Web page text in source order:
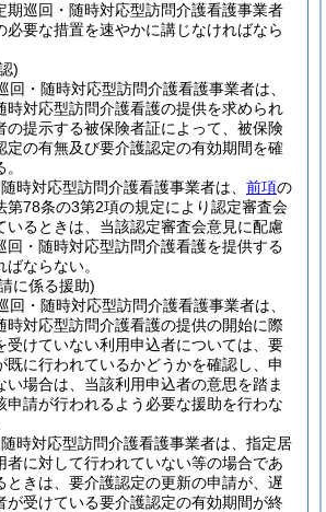
期巡回・随時対応型訪問介護看護事業者
必要な措置を速やかに講じなければなら
)
回・随時対応型訪問介護看護事業者は、
時対応型訪問介護看護の提供を求められ
の提示する被保険者証によって、被保険
定の有無及び要介護認定の有効期間を確
時対応型訪問介護看護事業者は、 前項の
第78条の3第2項の規定により認定審査会
いるときは、当該認定審査会意見に配慮
回・随時対応型訪問介護看護を提供する
ならない。
に係る援助)
回・随時対応型訪問介護看護事業者は、
時対応型訪問介護看護の提供の開始に際
受けていない利用申込者については、要
既に行われているかどうかを確認し、申
い場合は、当該利用申込者の意思を踏ま
申請が行われるよう必要な援助を行わな
時対応型訪問介護看護事業者は、指定居
者に対して行われていない等の場合であ
ときは、要介護認定の更新の申請が、遅
が受けている要介護認定の有効期間が終